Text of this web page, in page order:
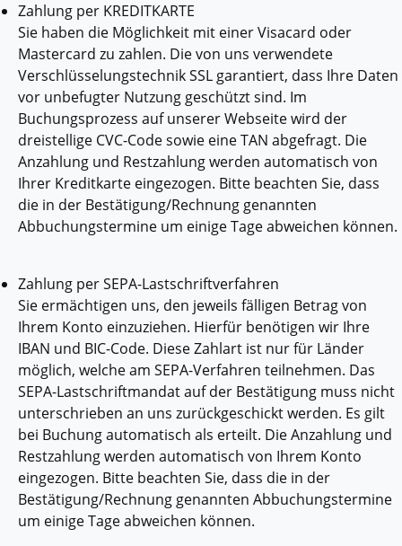
Zahlung per KREDITKARTE
Sie haben die Möglichkeit mit einer Visacard oder
Mastercard zu zahlen. Die von uns verwendete
Verschlüsselungstechnik SSL garantiert, dass Ihre Daten
vor unbefugter Nutzung geschützt sind. Im
Buchungsprozess auf unserer Webseite wird der
dreistellige CVC-Code sowie eine TAN abgefragt. Die
Anzahlung und Restzahlung werden automatisch von
Ihrer Kreditkarte eingezogen. Bitte beachten Sie, dass
die in der Bestätigung/Rechnung genannten
Abbuchungstermine um einige Tage abweichen können.
Zahlung per SEPA-Lastschriftverfahren
Sie ermächtigen uns, den jeweils fälligen Betrag von
Ihrem Konto einzuziehen. Hierfür benötigen wir Ihre
IBAN und BIC-Code. Diese Zahlart ist nur für Länder
möglich, welche am SEPA-Verfahren teilnehmen. Das
SEPA-Lastschriftmandat auf der Bestätigung muss nicht
unterschrieben an uns zurückgeschickt werden. Es gilt
bei Buchung automatisch als erteilt. Die Anzahlung und
Restzahlung werden automatisch von Ihrem Konto
eingezogen. Bitte beachten Sie, dass die in der
Bestätigung/Rechnung genannten Abbuchungstermine
um einige Tage abweichen können.